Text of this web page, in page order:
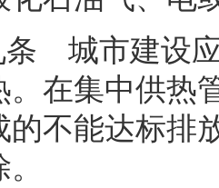
城市建设
在集中供热
不能达标排